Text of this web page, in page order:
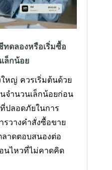
ดลองหรือเริ่มซื้อ
ล็กน้อย
หญ่ ควรเริ่มต้นด้วย
จำนวนเล็กน้อยก่อน
ปลอดภัยในการ
วางคำสั่งซื้อขาย
ลาดตอบสนองต่อ
นไหวที่ไม่คาดคิด